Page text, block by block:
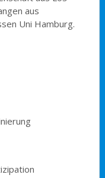
aus
Uni Hamburg.